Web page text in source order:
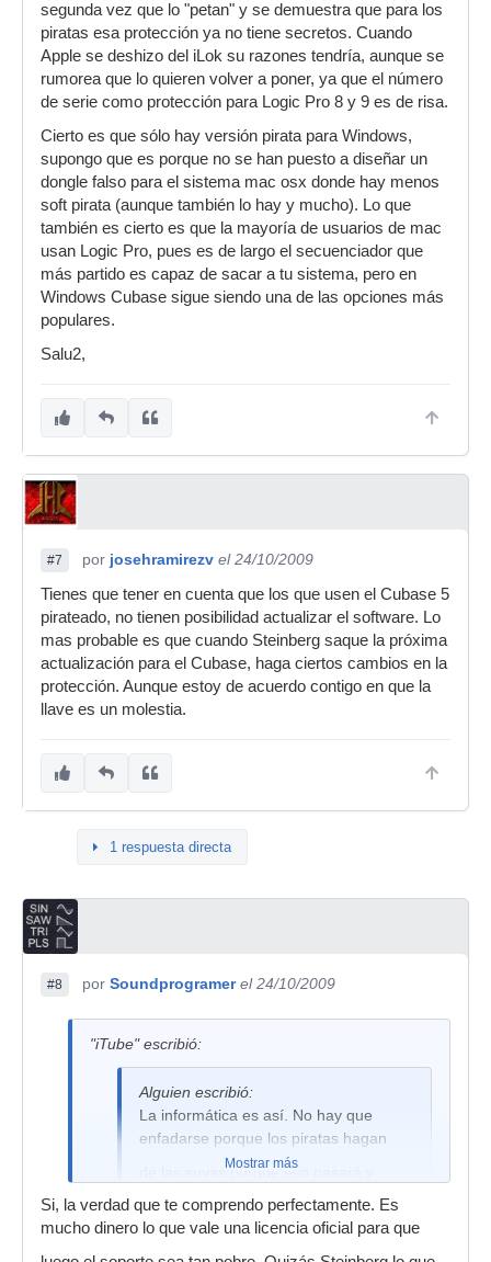
segunda vez que lo "petan" y se demuestra que para los
piratas esa protección ya no tiene secretos. Cuando
Apple se deshizo del iLok su razones tendría, aunque se
rumorea que lo quieren volver a poner, ya que el número
de serie como protección para Logic Pro 8 y 9 es de risa.
Cierto es que sólo hay versión pirata para Windows,
supongo que es porque no se han puesto a diseñar un
dongle falso para el sistema mac osx donde hay menos
soft pirata (aunque también lo hay y mucho). Lo que
también es cierto es que la mayoría de usuarios de mac
usan Logic Pro, pues es de largo el secuenciador que
más partido es capaz de sacar a tu sistema, pero en
Windows Cubase sigue siendo una de las opciones más
populares.
Salu2,
#7 por josehramirezv el 24/10/2009
Tienes que tener en cuenta que los que usen el Cubase 5
pirateado, no tienen posibilidad actualizar el software. Lo
mas probable es que cuando Steinberg saque la próxima
actualización para el Cubase, haga ciertos cambios en la
protección. Aunque estoy de acuerdo contigo en que la
llave es un molestia.
1 respuesta directa
#8 por Soundprogramer el 24/10/2009
"iTube" escribió:
Alguien escribió:
La informática es así. No hay que
enfadarse porque los piratas hagan
de las suyas porque eso pasará y
seguirá pasando.
Lo que tenían que vender es software
a precios razonables.
Mostrar más
Si, la verdad que te comprendo perfectamente. Es
mucho dinero lo que vale una licencia oficial para que